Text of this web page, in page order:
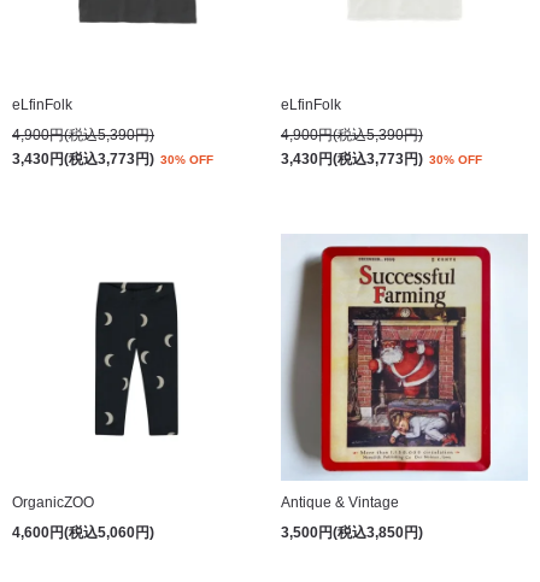
eLfinFolk
4,900円(税込5,390円)
3,430円(税込3,773円) 30% OFF
eLfinFolk
4,900円(税込5,390円)
3,430円(税込3,773円) 30% OFF
OrganicZOO
4,600円(税込5,060円)
Antique & Vintage
3,500円(税込3,850円)